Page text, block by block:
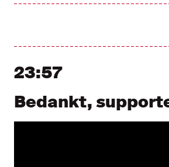
23:57
Bedankt,